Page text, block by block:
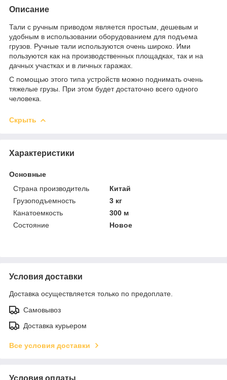
Описание
Тали с ручным приводом является простым, дешевым и
удобным в использовании оборудованием для подъема
грузов. Ручные тали используются очень широко. Ими
пользуются как на производственных площадках, так и на
дачных участках и в личных гаражах.
С помощью этого типа устройств можно поднимать очень
тяжелые грузы. При этом будет достаточно всего одного
человека.
Скрыть
Характеристики
Основные
Страна производитель
Китай
Грузоподъемность
3 кг
Канатоемкость
300 м
Состояние
Новое
Условия доставки
Доставка осуществляется только по предоплате.
Самовывоз
Доставка курьером
Все условия доставки
Условия оплаты